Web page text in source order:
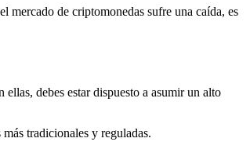
mercado de criptomonedas sufre una caída, es
ellas, debes estar dispuesto a asumir un alto
tradicionales y reguladas.